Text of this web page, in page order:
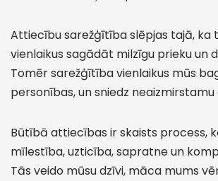
Attiecību sarežģītība slēpjas tajā, ka
vienlaikus sagādāt milzīgu prieku un
Tomēr sarežģītība vienlaikus mūs
personības, un sniedz neaizmirstamu
Būtībā attiecības ir skaists process,
mīlestība, uzticība, sapratne un
Tās veido mūsu dzīvi, māca mums